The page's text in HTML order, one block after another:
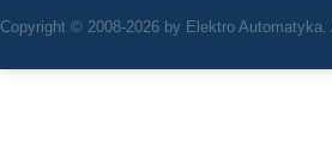
Copyright © 2008-2026 by Elektro Automatyka.